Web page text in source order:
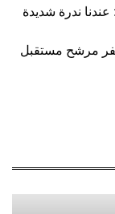
ندرة شديدة
مرشح مستقبل